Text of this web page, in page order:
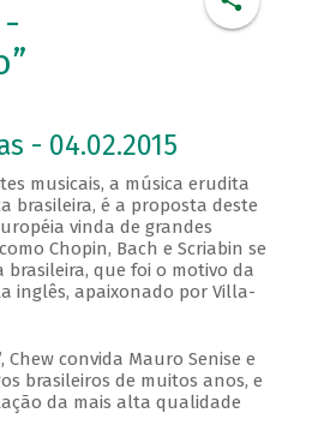
- 04.02.2015
musicais, a música erudita
brasileira, é a proposta deste
vinda de grandes
Chopin, Bach e Scriabin se
que foi o motivo da
inglês, apaixonado por Villa-
Chew convida Mauro Senise e
brasileiros de muitos anos, e
da mais alta qualidade